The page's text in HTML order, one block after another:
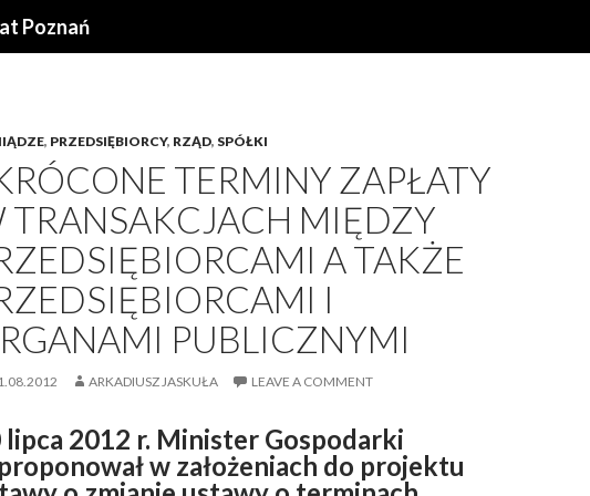
Poznań
, PRZEDSIĘBIORCY, RZĄD, SPÓŁKI
TERMINY ZAPŁATY
TRANSAKCJACH MIĘDZY
A TAKŻE
I
PUBLICZNYMI
ARKADIUSZ JASKUŁA LEAVE A COMMENT
lipca 2012 r. Minister Gospodarki
w założeniach do projektu